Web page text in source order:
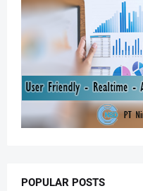
POPULAR POSTS